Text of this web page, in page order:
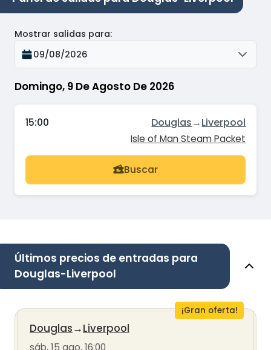
Domingo, 9 De Agosto De 2026
Mostrar salidas para:
09/08/2026
15:00 Douglas→Liverpool
Isle of Man Steam Packet
Buscar
Últimos precios de entradas para
Douglas-Liverpool
¡Gran oferta!
Douglas→Liverpool
sáb, 15 ago, 16:00